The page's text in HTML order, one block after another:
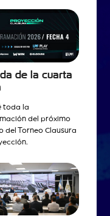
de la cuarta
toda la
del próximo
del Torneo Clausura